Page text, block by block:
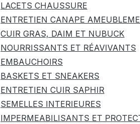
LACETS CHAUSSURE
ENTRETIEN CANAPE
CUIR GRAS, DAIM ET NUBUCK
NOURRISSANTS ET RÉAVIVANTS
EMBAUCHOIRS
BASKETS ET SNEAKERS
ENTRETIEN CUIR SAPHIR
SEMELLES INTERIEURES
IMPERMEABILISANTS ET